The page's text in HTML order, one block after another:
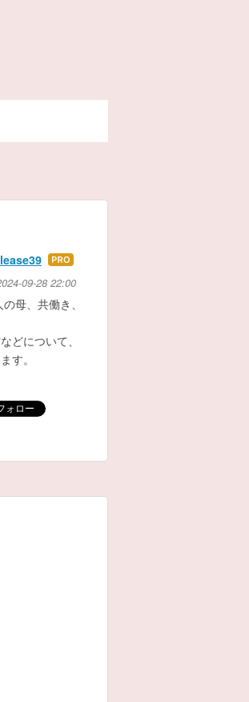
はて
なブ
ログ
09-28 22:00
母、共働き、
どについて、
す。
ォロー